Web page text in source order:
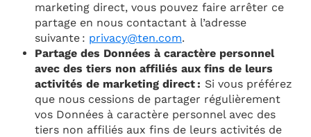
marketing direct, vous pouvez faire arrêter ce
partage en nous contactant à l’adresse
suivante : privacy@ten.com.
Partage des Données à caractère personnel
avec des tiers non affiliés aux fins de leurs
activités de marketing direct : Si vous préférez
que nous cessions de partager régulièrement
vos Données à caractère personnel avec des
tiers non affiliés aux fins de leurs activités de